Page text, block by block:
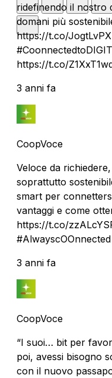
ridefinendo il nostro
domani più
https://t.co/
https://t.co/
3 anni fa
CoopVoce
Veloce da
soprattutto
smart per
vantaggi e come
https://t.co/
3 anni fa
CoopVoce
“I suoi… bit per
poi, avessi bisogno
con il nuovo